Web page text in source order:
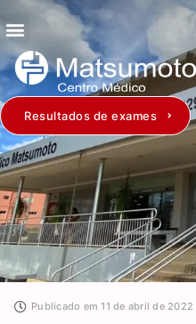
Resultados de exames
Publicado em 11 de abril de 2022